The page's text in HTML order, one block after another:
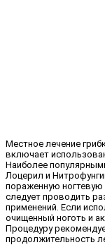
Местное лечение
включает
Наиболее
Лоцерил и
пораженную
следует проводить
применений. Если
очищенный ноготь и
Процедуру
продолжительность